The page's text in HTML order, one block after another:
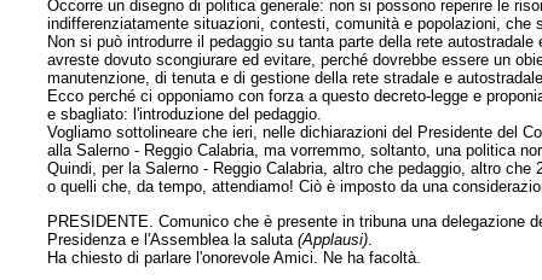
Occorre un disegno di politica generale: non si possono reperire le
indifferenziatamente situazioni, contesti, comunità e popolazioni, che
Non si può introdurre il pedaggio su tanta parte della rete
avreste dovuto scongiurare ed evitare, perché dovrebbe essere un
manutenzione, di tenuta e di gestione della rete stradale e
Ecco perché ci opponiamo con forza a questo decreto-legge e
e sbagliato: l'introduzione del pedaggio.
Vogliamo sottolineare che ieri, nelle dichiarazioni del Presidente del
alla Salerno - Reggio Calabria, ma vorremmo, soltanto, una politica
Quindi, per la Salerno - Reggio Calabria, altro che pedaggio, altro
o quelli che, da tempo, attendiamo! Ciò è imposto da una
PRESIDENTE. Comunico che è presente in tribuna una delegazione
Presidenza e l'Assemblea la saluta(Applausi)
Ha chiesto di parlare l'onorevole Amici. Ne ha facoltà.